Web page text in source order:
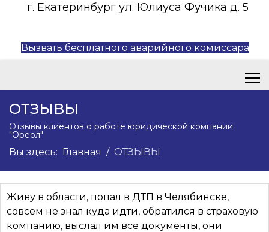
г. Екатеринбург ул. Юлиуса Фучика д. 5
Вызвать бесплатного аварийного комиссара
ОТЗЫВЫ
Отзывы клиентов о работе юридической компании
"Ореол"
Вы здесь: Главная ОТЗЫВЫ
Живу в области, попал в ДТП в Челябинске,
совсем не знал куда идти, обратился в страховую
компанию, выслал им все документы, они